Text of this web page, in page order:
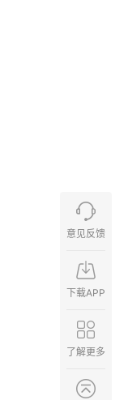
意见反馈
下载APP
了解更多